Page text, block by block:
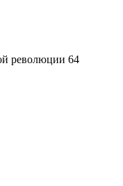
революции 64